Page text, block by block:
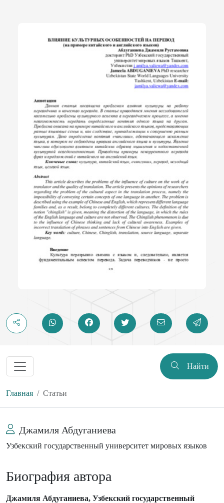
Найти
Главная Статьи
Джамиля Абдуганиева
Узбекский государственный университет мировых языков
Биография автора
Джамиля Абдуганиева, Узбекский государственный